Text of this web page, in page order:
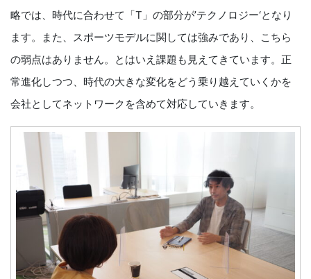
略では、時代に合わせて「T」の部分が’テクノロジー‘となり
ます。また、スポーツモデルに関しては強みであり、こちら
の弱点はありません。とはいえ課題も見えてきています。正
常進化しつつ、時代の大きな変化をどう乗り越えていくかを
会社としてネットワークを含めて対応していきます。